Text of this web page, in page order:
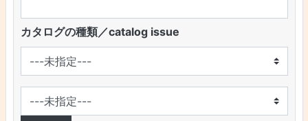
カタログの種類／catalog issue